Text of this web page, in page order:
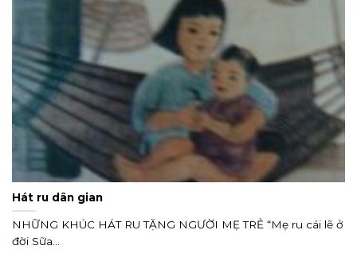
Hát ru dân gian
NHỮNG KHÚC HÁT RU TẶNG NGƯỜI MẸ TRẺ “Mẹ ru cái lẽ ở
đời Sữa...